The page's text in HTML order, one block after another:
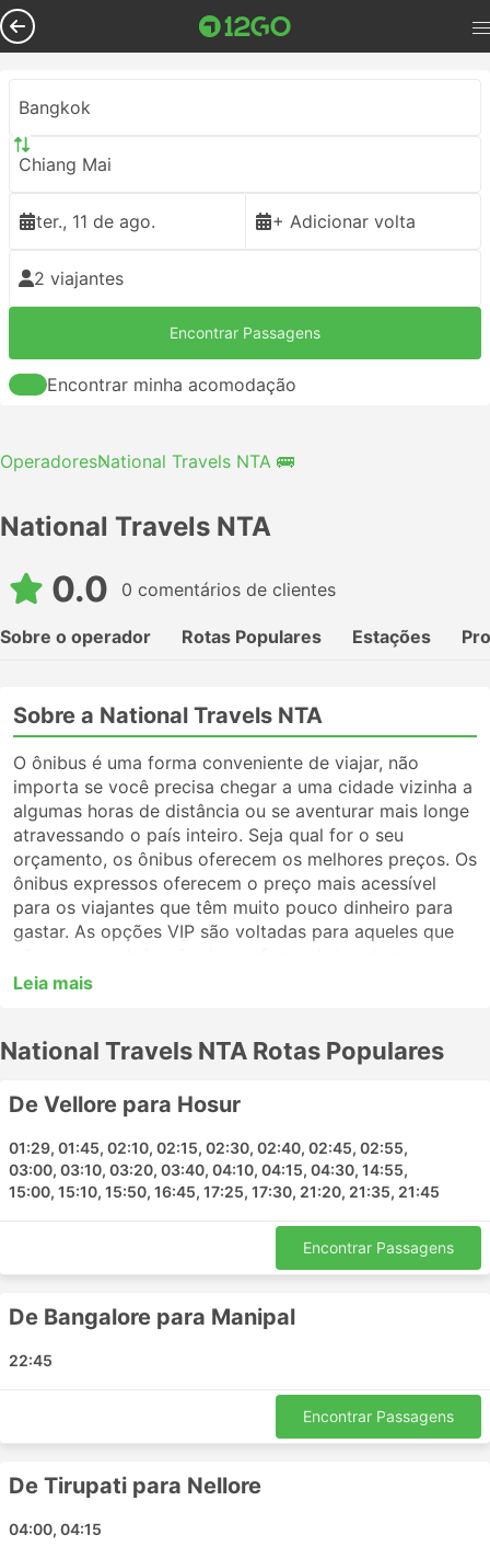
Bangkok
Chiang Mai
ter., 11 de ago. + Adicionar volta
2 viajantes
Encontrar Passagens
Encontrar minha acomodação
OperadoresNational Travels NTA 🚌
National Travels NTA
0.0 0 comentários de clientes
Sobre o operador Rotas Populares Estações
Sobre a National Travels NTA
O ônibus é uma forma conveniente de viajar, não
importa se você precisa chegar a uma cidade vizinha a
algumas horas de distância ou se aventurar mais longe
atravessando o país inteiro. Seja qual for o seu
orçamento, os ônibus oferecem os melhores preços. Os
ônibus expressos oferecem o preço mais acessível
para os viajantes que têm muito pouco dinheiro para
gastar. As opções VIP são voltadas para aqueles que
ônibus, certifique-se de escolher o tipo de serviço que
forneça serviço sem paradas ao seu destino ou
ao longo do caminho. Os ônibus expressos ou locais,
para viagens mais curtas, mas as viagens mais longas
muitas vezes não são a melhor opção. Analise o
cronograma antes de viajar, pois muitos destinos de
longo curso são atendidos por ônibus noturnos, e
alguns oferecem poltronas mais amplas ou ótimas para
dormir na viagem. Faça a reserva de sua passagem de
comentários de outros viajantes irão ajudá-lo a
National Travels NTA incluem:
Bengaluru
Leia mais
National Travels NTA Rotas Populares
De Vellore para Hosur
01:29, 01:45, 02:10, 02:15, 02:30, 02:40, 02:45, 02:55,
03:00, 03:10, 03:20, 03:40, 04:10, 04:15, 04:30, 14:55,
15:00, 15:10, 15:50, 16:45, 17:25, 17:30, 21:20, 21:35, 21:45
Encontrar Passagens
De Bangalore para Manipal
22:45
Encontrar Passagens
De Tirupati para Nellore
04:00, 04:15